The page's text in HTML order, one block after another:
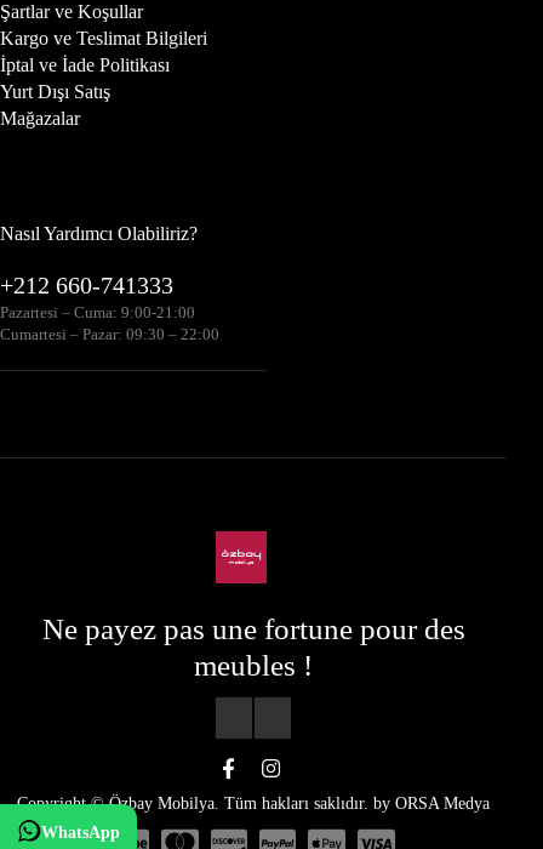
Şartlar ve Koşullar
Kargo ve Teslimat Bilgileri
İptal ve İade Politikası
Yurt Dışı Satış
Mağazalar
Nasıl Yardımcı Olabiliriz?
+212 660-741333
Pazartesi – Cuma: 9:00-21:00
Cumartesi – Pazar: 09:30 – 22:00
Ne payez pas une fortune pour des
meubles !
Copyright © Özbay Mobilya. Tüm hakları saklıdır. by ORSA Medya
WhatsApp